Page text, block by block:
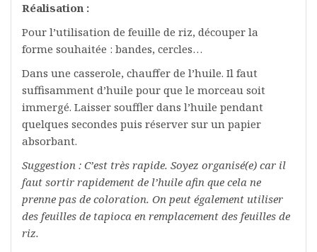
Réalisation :
Pour l’utilisation de feuille de riz, découper la
forme souhaitée : bandes, cercles…
Dans une casserole, chauffer de l’huile. Il faut
suffisamment d’huile pour que le morceau soit
immergé. Laisser souffler dans l’huile pendant
quelques secondes puis réserver sur un papier
absorbant.
Suggestion : C’est très rapide. Soyez organisé(e) car il
faut sortir rapidement de l’huile afin que cela ne
prenne pas de coloration. On peut également utiliser
des feuilles de tapioca en remplacement des feuilles de
riz.